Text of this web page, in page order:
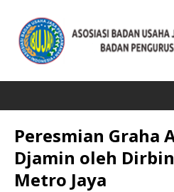
Peresmian Graha
Djamin oleh
Metro Jaya